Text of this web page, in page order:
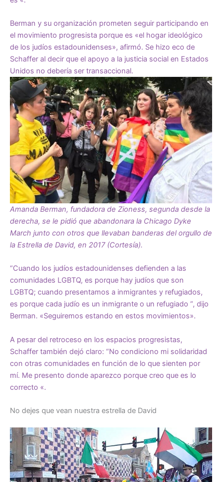
Berman y su organización prometen seguir participando en
el movimiento progresista porque es «el hogar ideológico
de los judíos estadounidenses», afirmó. Se hizo eco de
Schaffer al decir que el apoyo a la justicia social en Estados
Unidos no debería ser transaccional.
Amanda Berman, fundadora de Zioness, segunda desde la
derecha, se le pidió que abandonara la Chicago Dyke
March junto con otros que llevaban banderas del orgullo de
la Estrella de David, en 2017 (Cortesía).
“Cuando los judíos estadounidenses defienden a las
comunidades LGBTQ, es porque hay judíos que son
LGBTQ; cuando presentamos a inmigrantes y refugiados,
es porque cada judío es un inmigrante o un refugiado ”, dijo
Berman. «Seguiremos estando en estos movimientos».
A pesar del retroceso en los espacios progresistas,
Schaffer también dejó claro: “No condiciono mi solidaridad
con otras comunidades en función de lo que sienten por
mí. Me presento donde aparezco porque creo que es lo
correcto «.
No dejes que vean nuestra estrella de David